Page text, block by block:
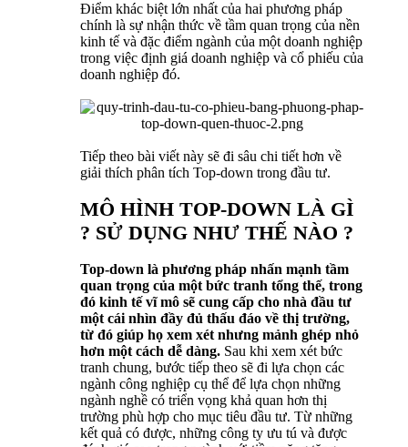
Điểm khác biệt lớn nhất của hai phương pháp
chính là sự nhận thức về tầm quan trọng của nền
kinh tế và đặc điểm ngành của một doanh nghiệp
trong việc định giá doanh nghiệp và cổ phiếu của
doanh nghiệp đó.
Tiếp theo bài viết này sẽ đi sâu chi tiết hơn về
giải thích phân tích Top-down trong đầu tư.
MÔ HÌNH TOP-DOWN LÀ GÌ
? SỬ DỤNG NHƯ THẾ NÀO ?
Top-down là phương pháp nhấn mạnh tầm
quan trọng của một bức tranh tổng thế, trong
đó kinh tế vĩ mô sẽ cung cấp cho nhà đầu tư
một cái nhìn đầy đủ thấu đáo về thị trường,
từ đó giúp họ xem xét nhưng mảnh ghép nhỏ
hơn một cách dễ dàng. Sau khi xem xét bức
tranh chung, bước tiếp theo sẽ đi lựa chọn các
ngành công nghiệp cụ thể để lựa chọn những
ngành nghề có triển vọng khả quan hơn thị
trường phù hợp cho mục tiêu đầu tư. Từ những
kết quả có được, những công ty ưu tú và được